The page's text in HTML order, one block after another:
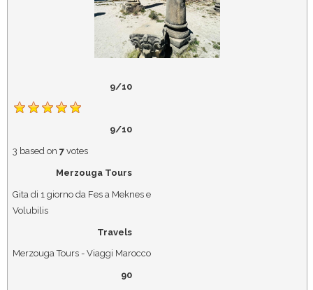
9/10
9/10
3 based on 7votes
Merzouga Tours
Gita di 1 giorno da Fes a Meknes e
Volubilis
Travels
Merzouga Tours - Viaggi Marocco
90